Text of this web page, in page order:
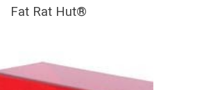
Fat Rat Hut®